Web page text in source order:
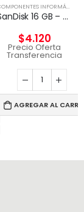
COMPONENTES INFORMÁTICOS
SanDisk 16 GB – USB 2.0
$4.120
Precio Oferta
Transferencia
AGREGAR AL